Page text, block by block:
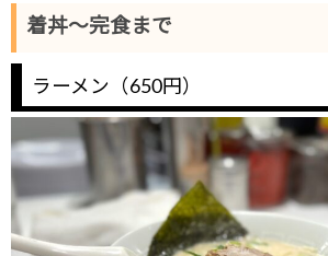
着丼～完食まで
ラーメン（650円）